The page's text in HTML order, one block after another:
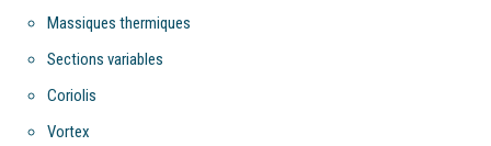
Massiques thermiques
Sections variables
Coriolis
Vortex